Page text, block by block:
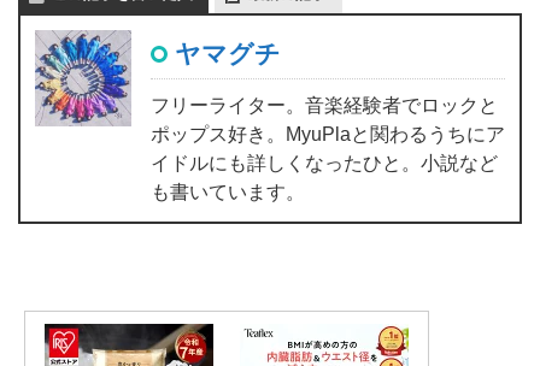
ヤマグチ
フリーライター。音楽経験者でロックと
ポップス好き。MyuPlaと関わるうちにア
イドルにも詳しくなったひと。小説など
も書いています。